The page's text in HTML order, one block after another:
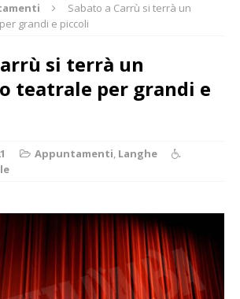
Sabato a Carrù si terrà un
grandi e piccoli
si terrà un
teatrale per grandi e
Appuntamenti, Langhe